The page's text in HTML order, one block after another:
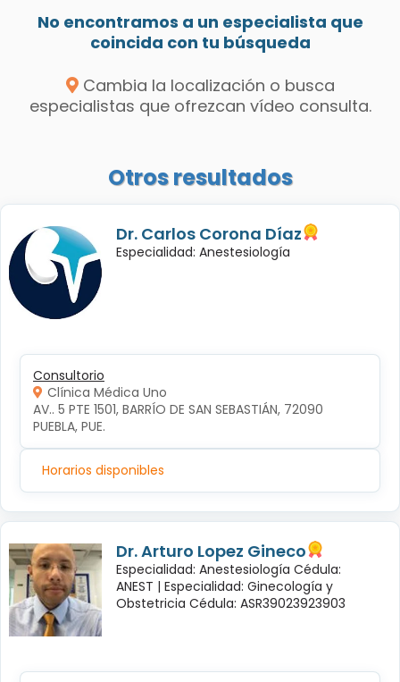
No encontramos a un especialista que
coincida con tu búsqueda
Cambia la localización o busca
especialistas que ofrezcan vídeo consulta.
Otros resultados
Dr. Carlos Corona Díaz
Especialidad: Anestesiología
Consultorio
Clínica Médica Uno
AV.. 5 PTE 1501, BARRÍO DE SAN SEBASTIÁN, 72090
PUEBLA, PUE.
Horarios disponibles
Dr. Arturo Lopez Gineco
Especialidad: Anestesiología Cédula:
ANEST | Especialidad: Ginecología y
Obstetricia Cédula: ASR39023923903